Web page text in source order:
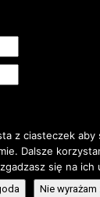
dostępności
z ciasteczek aby
Dalsze
się na ich
Nie